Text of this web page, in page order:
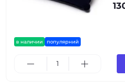
в наличии популярний